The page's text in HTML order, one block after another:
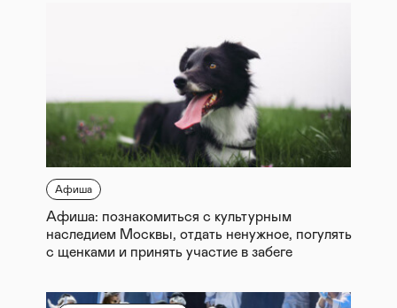
Афиша
Афиша: познакомиться с культурным
наследием Москвы, отдать ненужное, погулять
с щенками и принять участие в забеге